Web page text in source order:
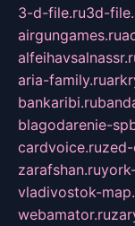
3-d-file.ru3d-
airgungames.ru
aria-family.ru
bankaribi.ru
blagodarenie-
cardvoice.ru
zarafshan.ru
vladivostok-
webamator.ru